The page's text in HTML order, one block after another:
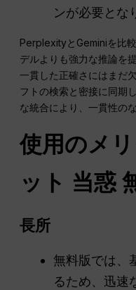
ンが必要とな
PerplexityとGeminiを比
デルよりも強力な推論を
一貫した正確さにはまだ
フトの検索と密接に同期
な統合により、一貫性の
使用のメ
ット 当惑
長所
無料版では、
るため、迅速